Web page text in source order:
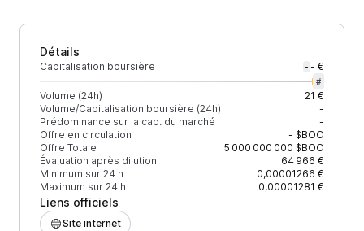
Détails
Capitalisation boursière - - €
#
Volume (24h)
21 €
Volume/Capitalisation boursière (24h)
-
Prédominance sur la cap. du marché
-
Offre en circulation
- $BOO
Offre Totale
5 000 000 000 $BOO
Évaluation après dilution
64 966 €
Minimum sur 24 h
0,00001266 €
Maximum sur 24 h
0,00001281 €
Liens officiels
Site internet